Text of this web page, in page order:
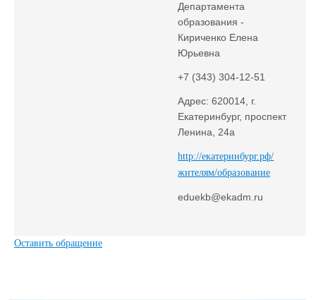
Департамента
образования -
Кириченко Елена
Юрьевна
+7 (343) 304-12-51
Адрес: 620014, г.
Екатеринбург, проспект
Ленина, 24а
http://екатеринбург.рф/
жителям/образование
eduekb@ekadm.ru
Оставить обращение